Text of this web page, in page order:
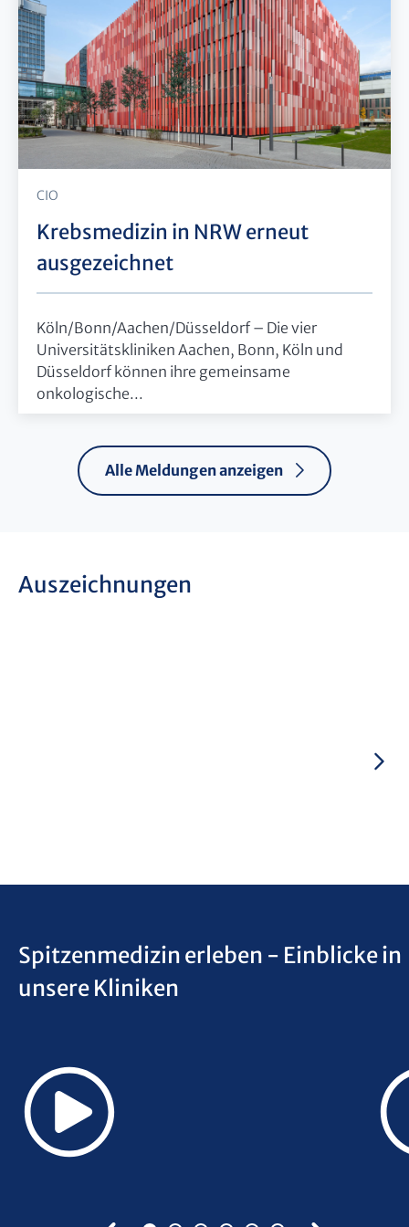
CIO
Krebsmedizin in NRW erneut
ausgezeichnet
Köln/Bonn/Aachen/Düsseldorf – Die vier
Universitätskliniken Aachen, Bonn, Köln und
Düsseldorf können ihre gemeinsame
onkologische...
Alle Meldungen anzeigen
Auszeichnungen
Spitzenmedizin erleben - Einblicke in
unsere Kliniken